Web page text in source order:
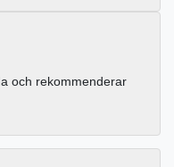
och rekommenderar